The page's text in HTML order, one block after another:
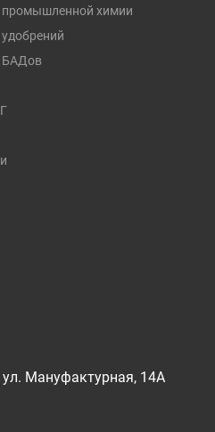
промышленной химии
БАДов
Мануфактурная, 14А